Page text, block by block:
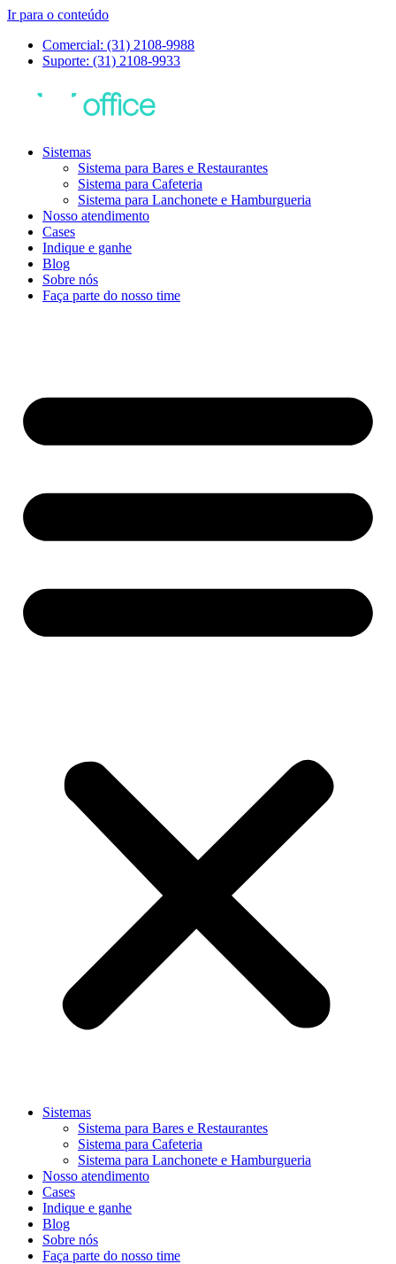
Ir para o conteúdo
Comercial: (31) 2108-9988
Suporte: (31) 2108-9933
Sistemas
Sistema para Bares e Restaurantes
Sistema para Cafeteria
Sistema para Lanchonete e Hamburgueria
Nosso atendimento
Cases
Indique e ganhe
Blog
Sobre nós
Faça parte do nosso time
Sistemas
Sistema para Bares e Restaurantes
Sistema para Cafeteria
Sistema para Lanchonete e Hamburgueria
Nosso atendimento
Cases
Indique e ganhe
Blog
Sobre nós
Faça parte do nosso time